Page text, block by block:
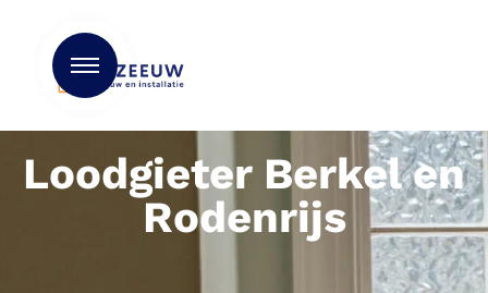
Loodgieter Berkel en
Rodenrijs